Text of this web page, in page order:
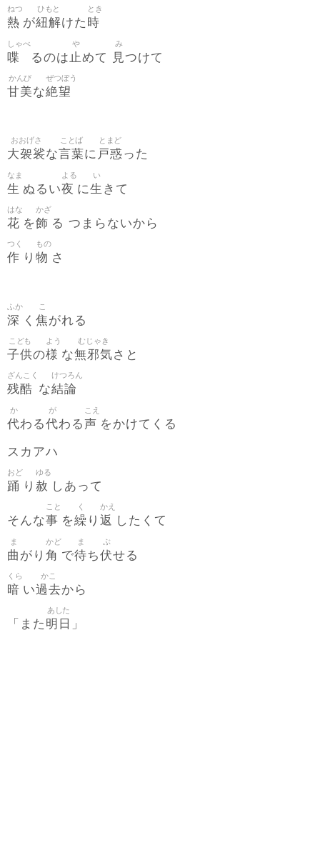
熱
ねつ
が紐解
ひもと
けた 時
とき
喋
しゃべ
るのは 止
や
めて 見
み
つけて
甘美
かんび
な絶望
ぜつぼう
大袈裟
おおげさ
な言葉
ことば
に 戸惑
とまど
った
生
なま
ぬるい夜
よる
に生
い
きて
花
はな
を飾
かざ
る つまらないから
作
つく
り 物
もの
さ
深
ふか
く 焦
こ
がれる
子供
こども
の様
よう
な無邪気
むじゃき
さと
残酷
ざんこく
な結論
けつろん
代
か
わる代
が
わる声
こえ
をかけてくる
スカアハ
踊
おど
り 赦
ゆる
しあって
そんな事
こと
を繰
く
り 返
かえ
したくて
曲
ま
がり 角
かど
で待
ま
ち伏
ぶ
せる
暗
くら
い過去
かこ
から
「また 明日
あした
」